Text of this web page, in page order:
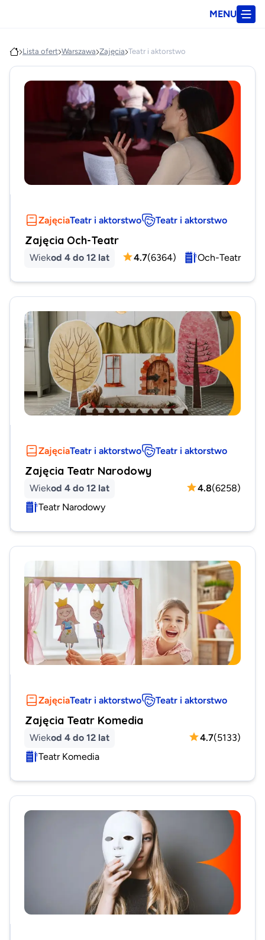
MENU
Lista ofert Warszawa Zajęcia Teatr i aktorstwo
ZajęciaTeatr i aktorstwo Teatr i aktorstwo
Zajęcia Och-Teatr
Wiekod 4 do 12 lat 4.7(6364) Och-Teatr
ZajęciaTeatr i aktorstwo Teatr i aktorstwo
Zajęcia Teatr Narodowy
Wiekod 4 do 12 lat 4.8(6258)
Teatr Narodowy
ZajęciaTeatr i aktorstwo Teatr i aktorstwo
Zajęcia Teatr Komedia
Wiekod 4 do 12 lat 4.7(5133)
Teatr Komedia